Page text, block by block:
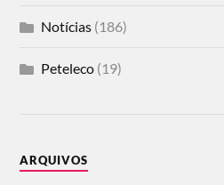
Notícias (186)
Peteleco (19)
ARQUIVOS